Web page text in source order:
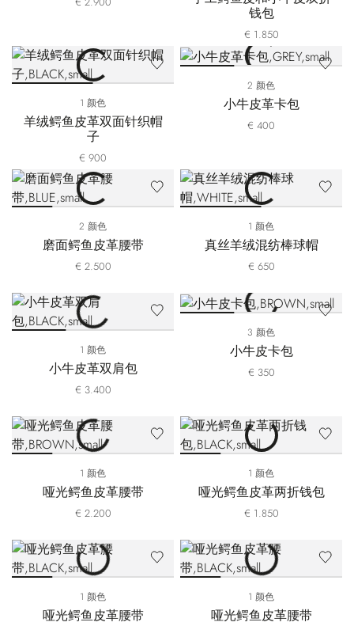
钱包
€ 1.850
1 颜色
羊绒鳄鱼皮革双面针织帽
子
€ 900
2 颜色
小牛皮革卡包
€ 400
2 颜色
磨面鳄鱼皮革腰带
€ 2.500
1 颜色
真丝羊绒混纺棒球帽
€ 650
1 颜色
小牛皮革双肩包
€ 3.400
3 颜色
小牛皮卡包
€ 350
1 颜色
哑光鳄鱼皮革腰带
€ 2.200
1 颜色
哑光鳄鱼皮革两折钱包
€ 1.850
1 颜色
哑光鳄鱼皮革腰带
1 颜色
哑光鳄鱼皮革腰带